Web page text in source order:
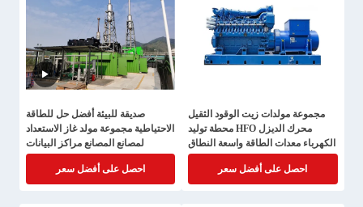
مجموعة مولدات زيت الوقود الثقيل
محرك الديزل HFO محطة توليد
الكهرباء معدات الطاقة واسعة النطاق
احصل على أفضل سعر
صديقة للبيئة أفضل حل للطاقة
الاحتياطية مجموعة مولد غاز الاستعداد
لمصانع المصانع مراكز البيانات
احصل على أفضل سعر